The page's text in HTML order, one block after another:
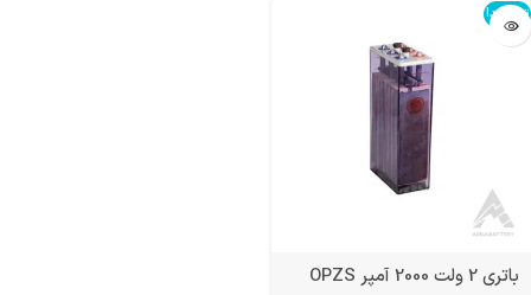
تمام شد!
باتری 2 ولت 2000 آمپر OPZS